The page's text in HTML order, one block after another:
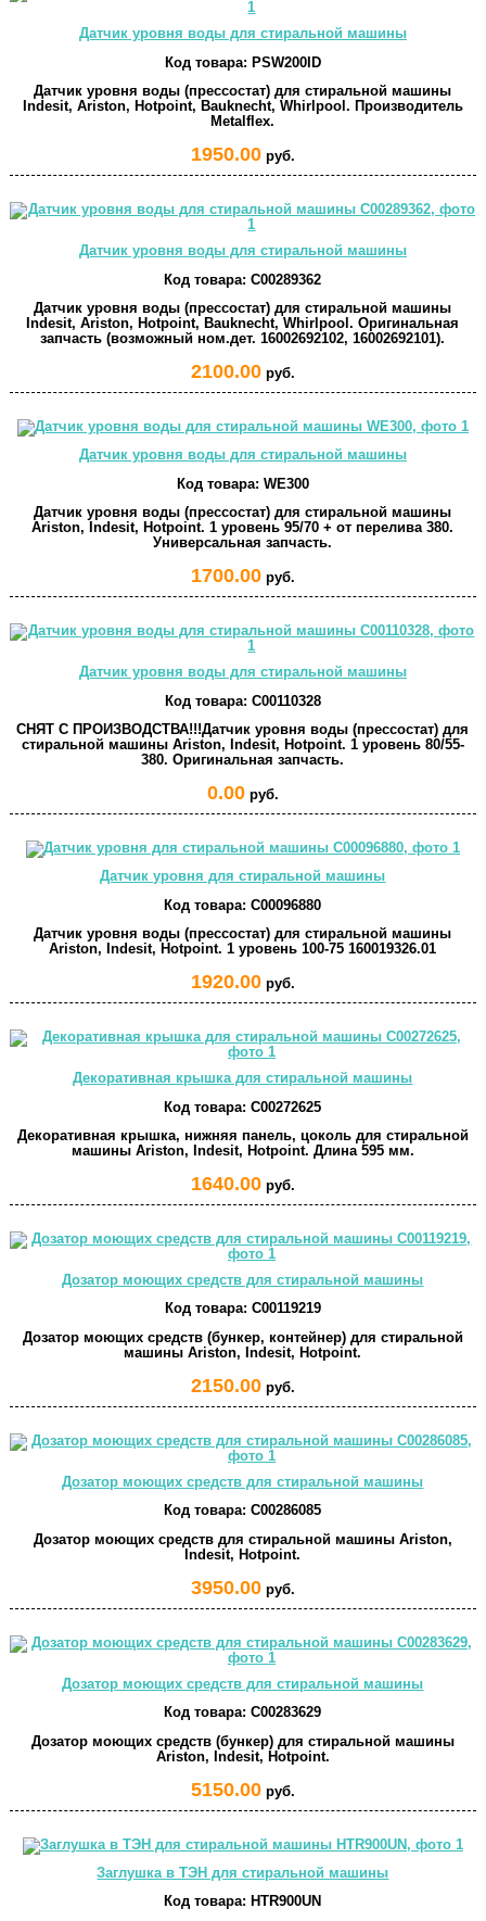
Датчик уровня воды для стиральной машины
Код товара: PSW200ID
Датчик уровня воды (прессостат) для стиральной машины
Indesit, Ariston, Hotpoint, Bauknecht, Whirlpool. Производитель
Metalflex.
1950.00руб.
Датчик уровня воды для стиральной машины
Код товара: C00289362
Датчик уровня воды (прессостат) для стиральной машины
Indesit, Ariston, Hotpoint, Bauknecht, Whirlpool. Оригинальная
запчасть (возможный ном.дет. 16002692102, 16002692101).
2100.00руб.
Датчик уровня воды для стиральной машины
Код товара: WE300
Датчик уровня воды (прессостат) для стиральной машины
Ariston, Indesit, Hotpoint. 1 уровень 95/70 + от перелива 380.
Универсальная запчасть.
1700.00руб.
Датчик уровня воды для стиральной машины
Код товара: C00110328
СНЯТ С ПРОИЗВОДСТВА!!!Датчик уровня воды (прессостат) для
стиральной машины Ariston, Indesit, Hotpoint. 1 уровень 80/55-
380. Оригинальная запчасть.
0.00руб.
Датчик уровня для стиральной машины
Код товара: C00096880
Датчик уровня воды (прессостат) для стиральной машины
Ariston, Indesit, Hotpoint. 1 уровень 100-75 160019326.01
1920.00руб.
Декоративная крышка для стиральной машины
Код товара: C00272625
Декоративная крышка, нижняя панель, цоколь для стиральной
машины Ariston, Indesit, Hotpoint. Длина 595 мм.
1640.00руб.
Дозатор моющих средств для стиральной машины
Код товара: C00119219
Дозатор моющих средств (бункер, контейнер) для стиральной
машины Ariston, Indesit, Hotpoint.
2150.00руб.
Дозатор моющих средств для стиральной машины
Код товара: C00286085
Дозатор моющих средств для стиральной машины Ariston,
Indesit, Hotpoint.
3950.00руб.
Дозатор моющих средств для стиральной машины
Код товара: C00283629
Дозатор моющих средств (бункер) для стиральной машины
Ariston, Indesit, Hotpoint.
5150.00руб.
Заглушка в ТЭН для стиральной машины
Код товара: HTR900UN